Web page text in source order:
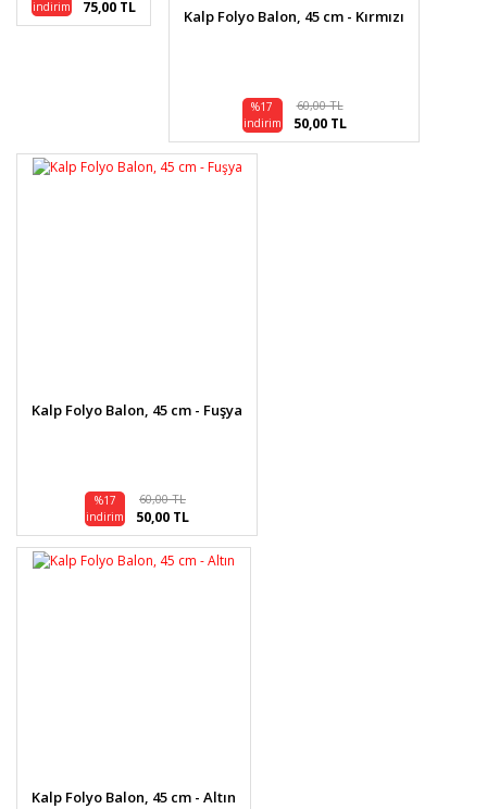
indirim
75,00 TL Kalp Folyo Balon, 45 cm - Kırmızı
%17
indirim
60,00 TL
50,00 TL
Kalp Folyo Balon, 45 cm - Fuşya
%17
indirim
60,00 TL
50,00 TL
Kalp Folyo Balon, 45 cm - Altın